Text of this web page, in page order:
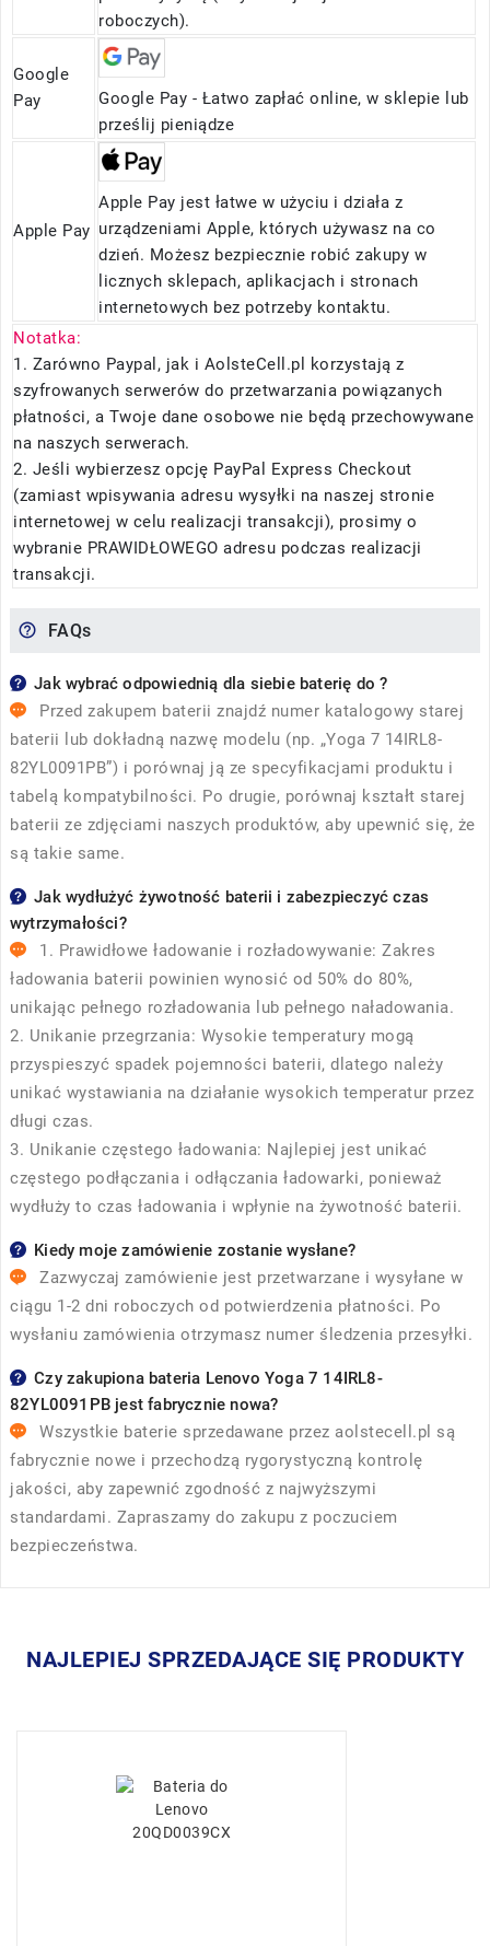
roboczych).
Google
Pay
Google Pay - Łatwo zapłać online, w sklepie lub
prześlij pieniądze
Apple Pay
Apple Pay jest łatwe w użyciu i działa z
urządzeniami Apple, których używasz na co
dzień. Możesz bezpiecznie robić zakupy w
licznych sklepach, aplikacjach i stronach
internetowych bez potrzeby kontaktu.
Notatka:
1. Zarówno Paypal, jak i AolsteCell.pl korzystają z
szyfrowanych serwerów do przetwarzania powiązanych
płatności, a Twoje dane osobowe nie będą przechowywane
na naszych serwerach.
2. Jeśli wybierzesz opcję PayPal Express Checkout
(zamiast wpisywania adresu wysyłki na naszej stronie
internetowej w celu realizacji transakcji), prosimy o
wybranie PRAWIDŁOWEGO adresu podczas realizacji
transakcji.
FAQs
Jak wybrać odpowiednią dla siebie baterię do ?
Przed zakupem baterii znajdź numer katalogowy starej
baterii lub dokładną nazwę modelu (np. „Yoga 7 14IRL8-
82YL0091PB”) i porównaj ją ze specyfikacjami produktu i
tabelą kompatybilności. Po drugie, porównaj kształt starej
baterii ze zdjęciami naszych produktów, aby upewnić się, że
są takie same.
Jak wydłużyć żywotność baterii i zabezpieczyć czas
wytrzymałości?
1. Prawidłowe ładowanie i rozładowywanie: Zakres
ładowania baterii powinien wynosić od 50% do 80%,
unikając pełnego rozładowania lub pełnego naładowania.
2. Unikanie przegrzania: Wysokie temperatury mogą
przyspieszyć spadek pojemności baterii, dlatego należy
unikać wystawiania na działanie wysokich temperatur przez
długi czas.
3. Unikanie częstego ładowania: Najlepiej jest unikać
częstego podłączania i odłączania ładowarki, ponieważ
wydłuży to czas ładowania i wpłynie na żywotność baterii.
Kiedy moje zamówienie zostanie wysłane?
Zazwyczaj zamówienie jest przetwarzane i wysyłane w
ciągu 1-2 dni roboczych od potwierdzenia płatności. Po
wysłaniu zamówienia otrzymasz numer śledzenia przesyłki.
Czy zakupiona bateria Lenovo Yoga 7 14IRL8-
82YL0091PB jest fabrycznie nowa?
Wszystkie baterie sprzedawane przez aolstecell.pl są
fabrycznie nowe i przechodzą rygorystyczną kontrolę
jakości, aby zapewnić zgodność z najwyższymi
standardami. Zapraszamy do zakupu z poczuciem
bezpieczeństwa.
NAJLEPIEJ SPRZEDAJĄCE SIĘ PRODUKTY